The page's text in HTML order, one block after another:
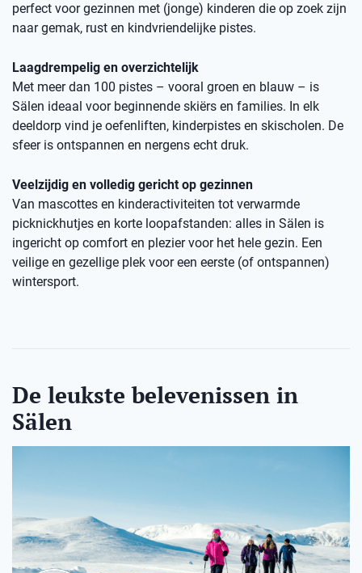
perfect voor gezinnen met (jonge) kinderen die op zoek zijn
naar gemak, rust en kindvriendelijke pistes.
Laagdrempelig en overzichtelijk
Met meer dan 100 pistes – vooral groen en blauw – is
Sälen ideaal voor beginnende skiërs en families. In elk
deeldorp vind je oefenliften, kinderpistes en skischolen. De
sfeer is ontspannen en nergens echt druk.
Veelzijdig en volledig gericht op gezinnen
Van mascottes en kinderactiviteiten tot verwarmde
picknickhutjes en korte loopafstanden: alles in Sälen is
ingericht op comfort en plezier voor het hele gezin. Een
veilige en gezellige plek voor een eerste (of ontspannen)
wintersport.
De leukste belevenissen in
Sälen